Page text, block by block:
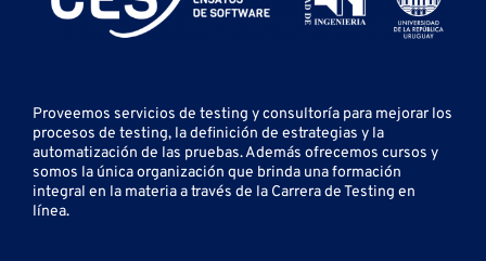
Proveemos servicios de testing yconsultoría para mejorar los
procesos de testing, la definición de estrategias y la
automatización de las pruebas.Además ofrecemos cursos y
somos la única organización que brinda una formación
integral en la materia a través de la Carrera de Testing en
línea.